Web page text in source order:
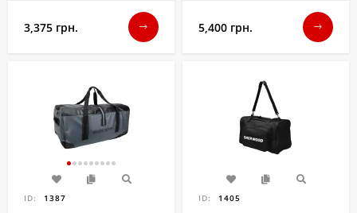
3,375 грн. 5,400 грн.
ID: 1387 ID: 1405